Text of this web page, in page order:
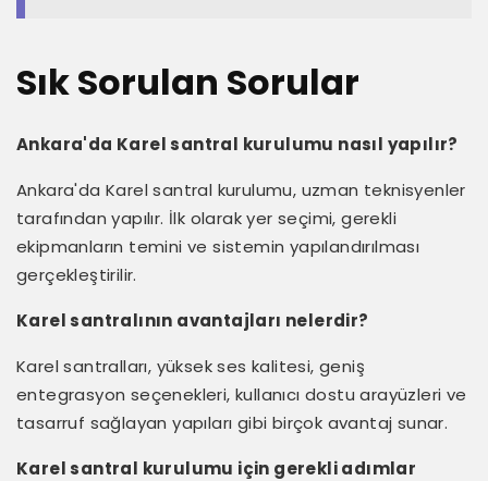
Sık Sorulan Sorular
Ankara'da Karel santral kurulumu nasıl yapılır?
Ankara'da Karel santral kurulumu, uzman teknisyenler
tarafından yapılır. İlk olarak yer seçimi, gerekli
ekipmanların temini ve sistemin yapılandırılması
gerçekleştirilir.
Karel santralının avantajları nelerdir?
Karel santralları, yüksek ses kalitesi, geniş
entegrasyon seçenekleri, kullanıcı dostu arayüzleri ve
tasarruf sağlayan yapıları gibi birçok avantaj sunar.
Karel santral kurulumu için gerekli adımlar